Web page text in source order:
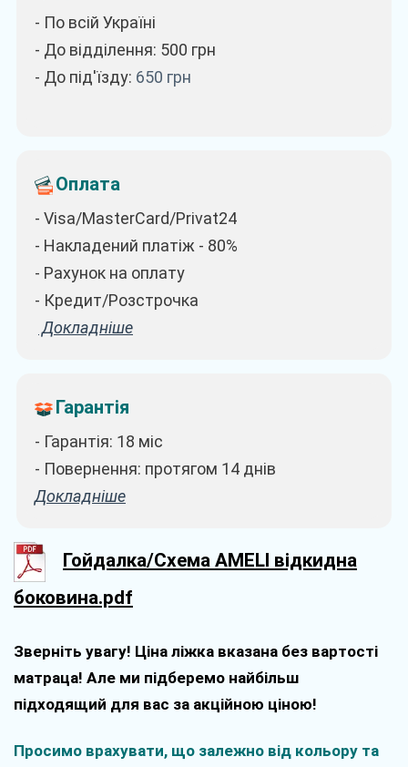
- По всій Україні
- До відділення: 500 грн
- До під'їзду: 650 грн
Оплата
- Visa/MasterCard/Privat24
- Накладений платіж - 80%
- Рахунок на оплату
- Кредит/Розстрочка
Докладніше
Гарантія
- Гарантія: 18 міс
- Повернення: протягом 14 днів
Докладніше
Гойдалка/Схема AMELI відкидна
боковина.pdf
Зверніть увагу! Ціна ліжка вказана без вартості
матраца! Але ми підберемо найбільш
підходящий для вас за акційною ціною!
Просимо врахувати, що залежно від кольору та